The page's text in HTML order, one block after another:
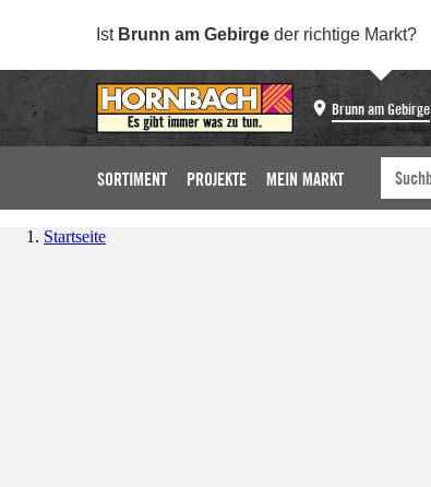
Ist Brunn am Gebirge der richtige Markt?
Brunn am Gebirge
SORTIMENT PROJEKTE MEIN MARKT
Startseite